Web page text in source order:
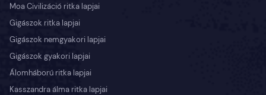
Moa Civilizáció ritka lapjai
Gigászok ritka lapjai
Gigászok nemgyakori lapjai
Gigászok gyakori lapjai
Álomháború ritka lapjai
Kasszandra álma ritka lapjai